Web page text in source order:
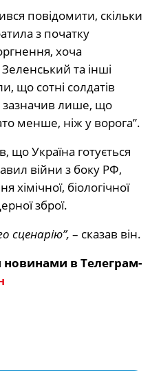
повідомити, скільки
з початку
хоча
та інші
що сотні солдатів
зазначив лише, що
менше, ніж у ворога”.
що Україна готується
війни з боку РФ,
хімічної, біологічної
зброї.
сценарію”, – сказав він.
в Телеграм-